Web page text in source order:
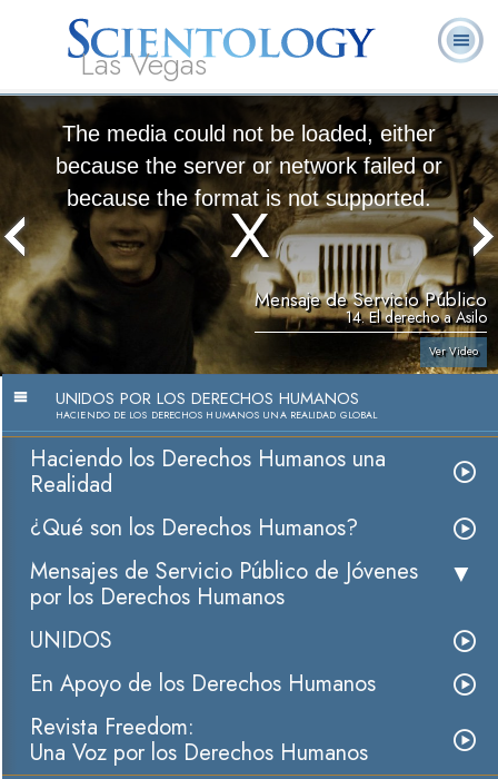
Las Vegas
Acerca de
Nosotros
L. Ronald
Hubbard
Frecuentes
The media could not be loaded, either
because the server or network failed or
because the format is not supported.
Mensaje de Servicio Público
14. El derecho a Asilo
Ver Video
UNIDOS POR LOS DERECHOS HUMANOS
HACIENDO DE LOS DERECHOS HUMANOS UNA REALIDAD GLOBAL
Haciendo los Derechos Humanos una
Realidad
¿Qué son los Derechos Humanos?
Mensajes de Servicio Público de Jóvenes
por los Derechos Humanos
UNIDOS
En Apoyo de los Derechos Humanos
Revista Freedom:
Una Voz por los Derechos Humanos